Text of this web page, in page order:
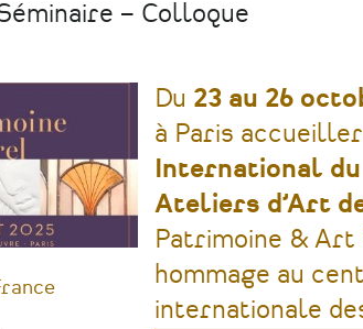
– Colloque
Du 23 au 26
à Paris
International
Ateliers d’Art
Patrimoine & Art
hommage au
internationale